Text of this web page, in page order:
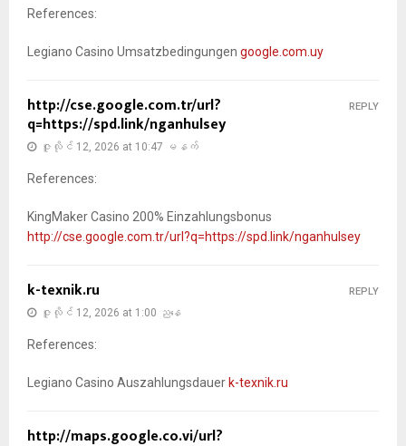
References:
Legiano Casino Umsatzbedingungen google.com.uy
http://cse.google.com.tr/url?
q=https://spd.link/nganhulsey
ဇူလိုင် 12, 2026 at 10:47 မနက်
References:
KingMaker Casino 200% Einzahlungsbonus
http://cse.google.com.tr/url?q=https://spd.link/nganhulsey
REPLY
k-texnik.ru
ဇူလိုင် 12, 2026 at 1:00 ညနေ
References:
Legiano Casino Auszahlungsdauer k-texnik.ru
REPLY
http://maps.google.co.vi/url?